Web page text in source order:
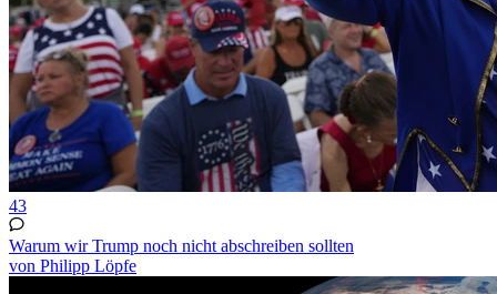
43
Warum wir Trump noch nicht abschreiben sollten
von Philipp Löpfe